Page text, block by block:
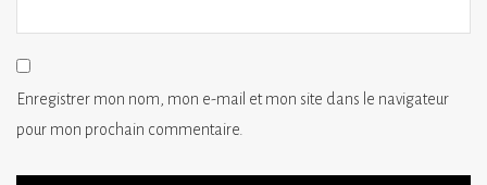
Enregistrer mon nom, mon e-mail et mon site dans le navigateur
pour mon prochain commentaire.